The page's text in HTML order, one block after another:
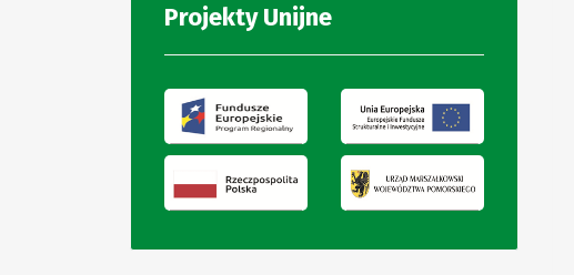
Projekty Unijne